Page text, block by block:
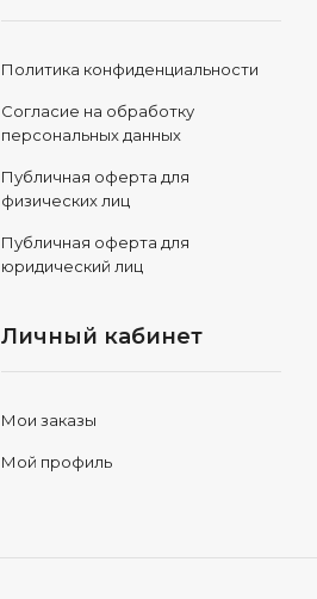
Политика конфиденциальности
Согласие на обработку
персональных данных
Публичная оферта для
физических лиц
Публичная оферта для
юридический лиц
Личный кабинет
Мои заказы
Мой профиль